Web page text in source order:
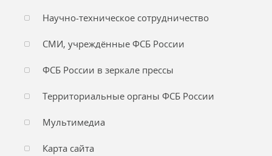
Научно-техническое сотрудничество
СМИ, учреждённые ФСБ России
ФСБ России в зеркале прессы
Территориальные органы ФСБ России
Мультимедиа
Карта сайта